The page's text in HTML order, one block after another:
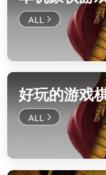
好玩的游戏